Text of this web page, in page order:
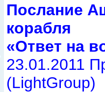
Послание
корабля
«Ответ на
23.01.2011
(LightGroup)